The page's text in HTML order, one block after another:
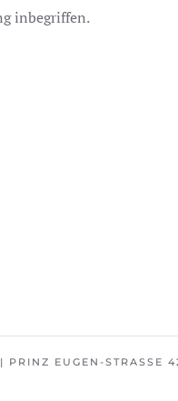
inbegriffen.
EUGEN-STRASSE